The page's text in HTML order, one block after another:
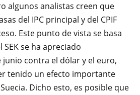
algunos analistas creen que
del IPC principal y del CPIF
Este punto de vista se basa
se ha apreciado
contra el dólar y el euro,
tenido un efecto importante
Dicho esto, es posible que